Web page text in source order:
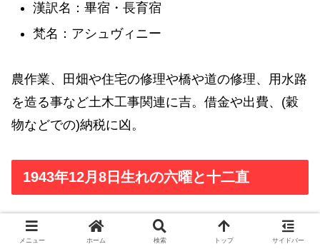
漢訳名：畢宿・長育宿
梵名：アシュヴィニー
農作業、田畑や住宅の修理や橋や道の修理、用水路
を造る事など土木工事関連に吉。借金や出費、(穀
物などでの)納税に凶。
1943年12月8日生れの六曜と十二直
1943年12月8日生れの六曜
メニュー ホーム 検索 トップ サイドバー